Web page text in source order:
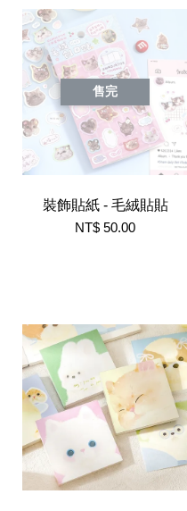
售完
裝飾貼紙 - 毛絨貼貼
NT$ 50.00